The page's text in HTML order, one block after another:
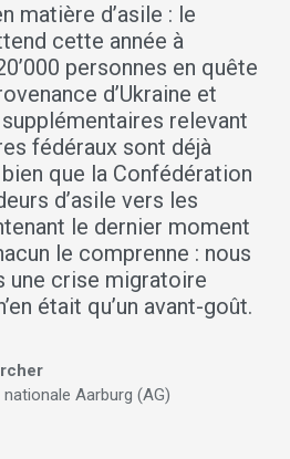
matière d’asile : le
cette année à
personnes en quête
d’Ukraine et
relevant
fédéraux sont déjà
que la Confédération
d’asile vers les
le dernier moment
le comprenne : nous
une crise migratoire
était qu’un avant-goût.
Aarburg (AG)